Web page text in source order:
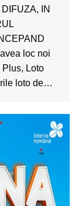
IN
loc noi
Plus, Loto
loto de…